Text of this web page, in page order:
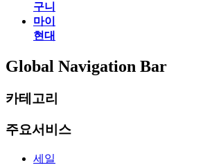
구니
마이
현대
Global Navigation Bar
카테고리
주요서비스
세일